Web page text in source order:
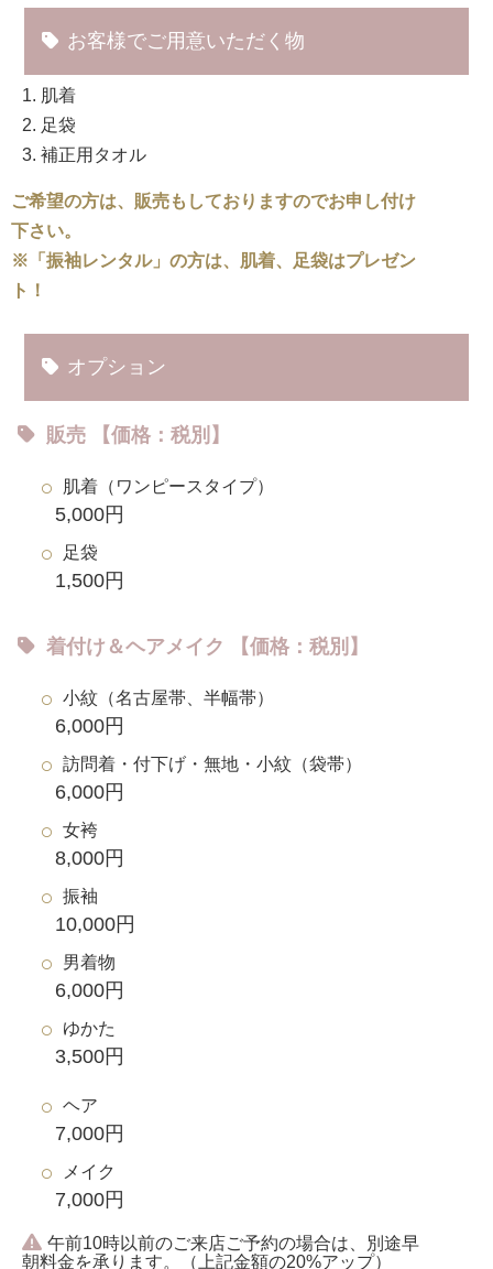
お客様でご用意いただく物
肌着
足袋
補正用タオル
ご希望の方は、販売もしておりますのでお申し付け
下さい。
※「振袖レンタル」の方は、肌着、足袋はプレゼン
ト！
オプション
販売 【価格：税別】
肌着（ワンピースタイプ）
5,000円
足袋
1,500円
着付け＆ヘアメイク 【価格：税別】
小紋（名古屋帯、半幅帯）
6,000円
訪問着・付下げ・無地・小紋（袋帯）
6,000円
女袴
8,000円
振袖
10,000円
男着物
6,000円
ゆかた
3,500円
ヘア
7,000円
メイク
7,000円
午前10時以前のご来店ご予約の場合は、別途早
朝料金を承ります。（上記金額の20%アップ）